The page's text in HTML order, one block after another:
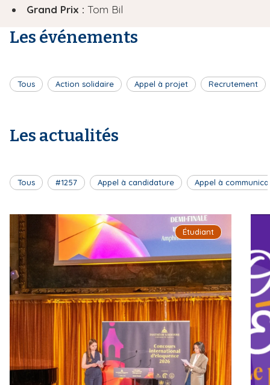
Grand Prix : Tom Bil
Les événements
Tous Action solidaire Appel à projet Recrutement
Les actualités
Tous #1257 Appel à candidature Appel à
Étudiant